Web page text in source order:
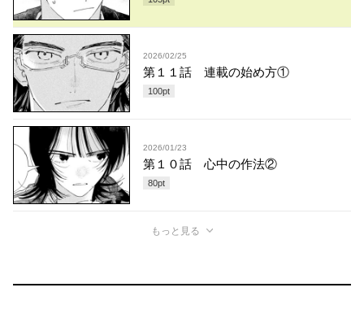
2026/02/25
第１１話 連載の始め方①
100pt
2026/01/23
第１０話 心中の作法②
80pt
もっと見る